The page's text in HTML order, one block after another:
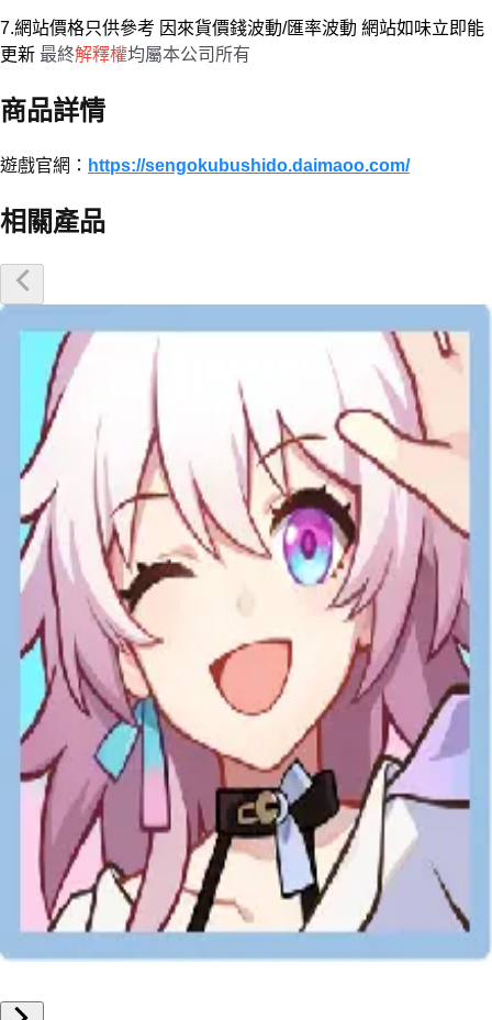
7.網站價格只供參考 因來貨價錢波動/匯率波動 網站如味立即能
更新 最終解釋權均屬本公司所有
商品詳情
遊戲官網： https://sengokubushido.daimaoo.com/
相關產品
手機遊戲
崩壞星穹鐵道 儲值